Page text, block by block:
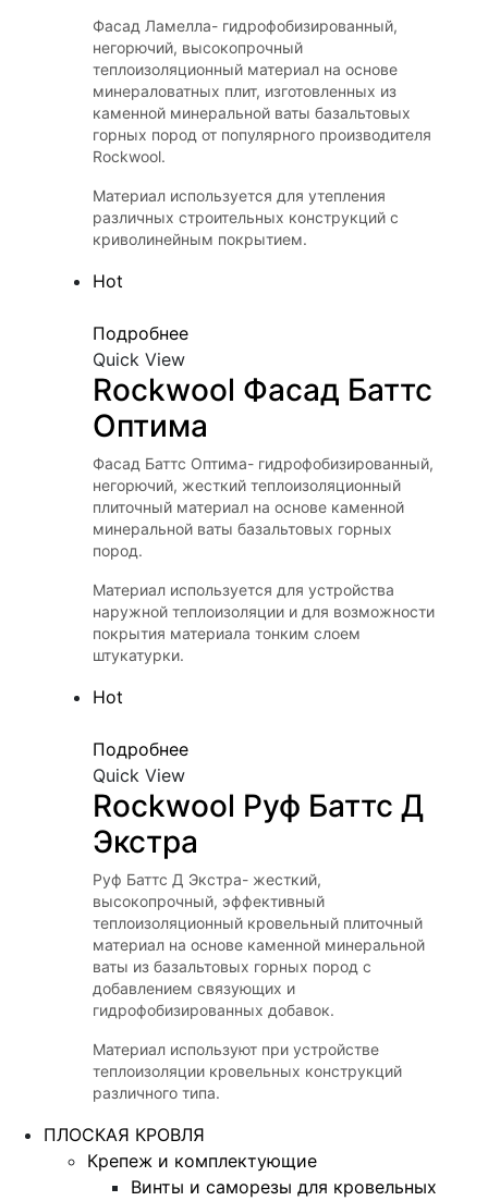
Фасад Ламелла- гидрофобизированный,
негорючий, высокопрочный
теплоизоляционный материал на основе
минераловатных плит, изготовленных из
каменной минеральной ваты базальтовых
горных пород от популярного производителя
Rockwool.
Материал используется для утепления
различных строительных конструкций с
криволинейным покрытием.
Hot
Подробнее
Quick View
Rockwool Фасад Баттс
Оптима
Фасад Баттс Оптима- гидрофобизированный,
негорючий, жесткий теплоизоляционный
плиточный материал на основе каменной
минеральной ваты базальтовых горных
пород.
Материал используется для устройства
наружной теплоизоляции и для возможности
покрытия материала тонким слоем
штукатурки.
Hot
Подробнее
Quick View
Rockwool Руф Баттс Д
Экстра
Руф Баттс Д Экстра- жесткий,
высокопрочный, эффективный
теплоизоляционный кровельный плиточный
материал на основе каменной минеральной
ваты из базальтовых горных пород с
добавлением связующих и
гидрофобизированных добавок.
Материал используют при устройстве
теплоизоляции кровельных конструкций
различного типа.
ПЛОСКАЯ КРОВЛЯ
Крепеж и комплектующие
Винты и саморезы для кровельных